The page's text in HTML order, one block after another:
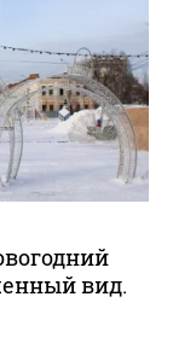
вид.